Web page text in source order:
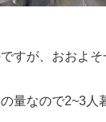
すが、おおよそ
量なので2~3人